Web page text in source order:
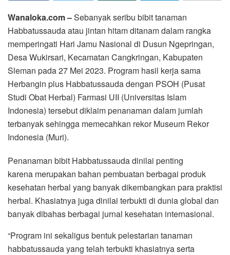
Wanaloka.com –Sebanyak seribu bibit tanaman
Habbatussauda atau jintan hitam ditanam dalam rangka
memperingati Hari Jamu Nasional di Dusun Ngepringan,
Desa Wukirsari, Kecamatan Cangkringan, Kabupaten
Sleman pada 27 Mei 2023. Program hasil kerja sama
Herbangin plus Habbatussauda dengan PSOH (Pusat
Studi Obat Herbal) Farmasi UII (Universitas Islam
Indonesia) tersebut diklaim penanaman dalam jumlah
terbanyak sehingga memecahkan rekor Museum Rekor
Indonesia (Muri).
Penanaman bibit Habbatussauda dinilai penting
karena merupakan bahan pembuatan berbagai produk
kesehatan herbal yang banyak dikembangkan para praktisi
herbal. Khasiatnya juga dinilai terbukti di dunia global dan
banyak dibahas berbagai jurnal kesehatan internasional.
“Program ini sekaligus bentuk pelestarian tanaman
habbatussauda yang telah terbukti khasiatnya serta